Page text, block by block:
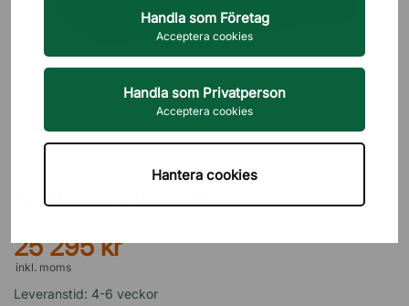
Handla som Företag
Acceptera cookies
Handla som Privatperson
Acceptera cookies
Hantera cookies
Soffbord Plinth Low
25 295 kr
inkl. moms
Leveranstid: 4-6 veckor